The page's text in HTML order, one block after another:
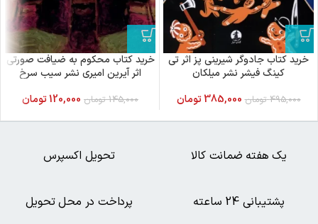
خرید کتاب جادوگر شیرینی پز اثر تی
کینگ فیشر نشر میلکان
495,000 تومان 385,000تومان
خرید کتاب محکوم به ضیافت صورتی
اثر آیرین امیری نشر سیب سرخ
145,000 تومان 120,000تومان
پرداخت در محل تحویل پشتیبانی 24 ساعته
تحویل اکسپرس یک هفته ضمانت کالا